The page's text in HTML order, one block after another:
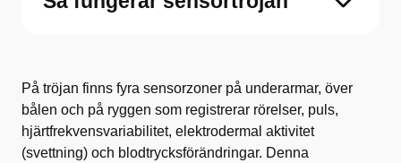
På tröjan finns fyra sensorzoner på underarmar, över
bålen och på ryggen som registrerar rörelser, puls,
hjärtfrekvensvariabilitet, elektrodermal aktivitet
(svettning) och blodtrycksförändringar. Denna